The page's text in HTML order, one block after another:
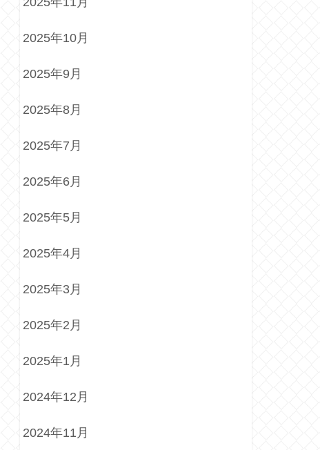
2025年10月
2025年9月
2025年8月
2025年7月
2025年6月
2025年5月
2025年4月
2025年3月
2025年2月
2025年1月
2024年12月
2024年11月